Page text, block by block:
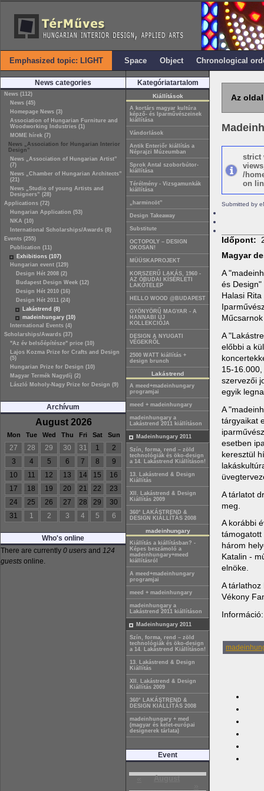
Emphasized topic: LIGHT Space Object Chronological
News categories
News (112)
News (45)
Homepage News (3)
Association of Hungarian Furniture and
Woodworking Industries (1)
MOME hírek (7)
News „Association for Hungarian Interior
Design”
News „Association of Hungarian Artist”
(7)
News „Chamber of Hungarian Architects”
(21)
News „Studio of young Artists and
Designers” (28)
Applications (72)
Hungarian Application (53)
NKA (10)
International Scholarships/Awards (8)
Events (255)
Publication (11)
Exhibitions (107)
Hungarian event (129)
Design Hét 2008 (2)
Budapest Design Week (12)
Design Hét 2010 (16)
Design Hét 2011 (24)
Lakástrend (8)
madeinhungary (10)
International Events (4)
Scholarships/Awards (37)
"Az év belsőépítésze" price (10)
Lajos Kozma Prize for Crafts and Design
(5)
Hungarian Prize for Design (10)
Magyar Termék Nagydíj (2)
László Moholy-Nagy Prize for Design (9)
Archívum
August 2026
Mon Tue Wed Thu Fri Sat Sun
27 28 29 30 31 1
2
3
4 5 6 7 8
9
10
11 12 13 14 15
16
17
18 19 20 21 22
23
24
25 26 27 28 29
30
31
1 2 3 4 5 6
Who's online
There are currently 0 users and 124
guests online.
Kategóriatartalom
Kiállítások
A kortárs magyar kultúra
képző- és Iparművészeinek
kiállítása
Vándorlások
Antik Enteriőr kiállítás a
Néprajzi Múzeumban
Sprok Antal szoborbútor-
kiállítása
Térélmény - Vizsgamunkák
kiállítása
„harmincöt”
Design Takeaway
Substitute
OCTOPOLY – DESIGN
OKOSAN!
MÜÜSKAPROJEKT
KORSZERŰ LAKÁS, 1960 -
AZ ÓBUDAI KÍSÉRLETI
LAKÓTELEP
HELLO WOOD @BUDAPEST
GYÖNYÖRŰ MAGYAR - A
HANNABI ÚJ
KOLLEKCIÓJA
DESIGN A NYUGATI
VÉGEKRŐL
2500 WATT kiállítás +
design brunch
Lakástrend
A meed+madeinhungary
programjai
meed + madeinhungary
madeinhungary a
Lakástrend 2011 kiállításon
Madeinhungary 2011
Szín, forma, rend – zöld
technológiák és öko-design
a 14. Lakástrend Kiállításon!
13. Lakástrend & Design
Kiállítás
XII. Lakástrend & Design
Kiállítás 2009
360° LAKÁSTREND &
DESIGN KIÁLLÍTÁS 2008
madeinhungary
Kiállítás a kiállításban? -
Képes beszámoló a
madeinhungary+meed
kiállításról
A meed+madeinhungary
programjai
meed + madeinhungary
madeinhungary a
Lakástrend 2011 kiállításon
Madeinhungary 2011
Szín, forma, rend – zöld
technológiák és öko-design
a 14. Lakástrend Kiállításon!
13. Lakástrend & Design
Kiállítás
XII. Lakástrend & Design
Kiállítás 2009
360° LAKÁSTREND &
DESIGN KIÁLLÍTÁS 2008
madeinhungary + med
(magyar és kelet-európai
designerek tárlata)
Event
« August
Az
strict
/
on
Submitted by
Időpont:
Magyar
A
és
Halasi
A
előbbi a
15-
szervezői
egyik
A
tárgyaikat
esetben
keresztül
A tárlatot
meg.
A korábbi
támogatott
három
Katalin -
elnöke.
A tárlathoz
Vékony